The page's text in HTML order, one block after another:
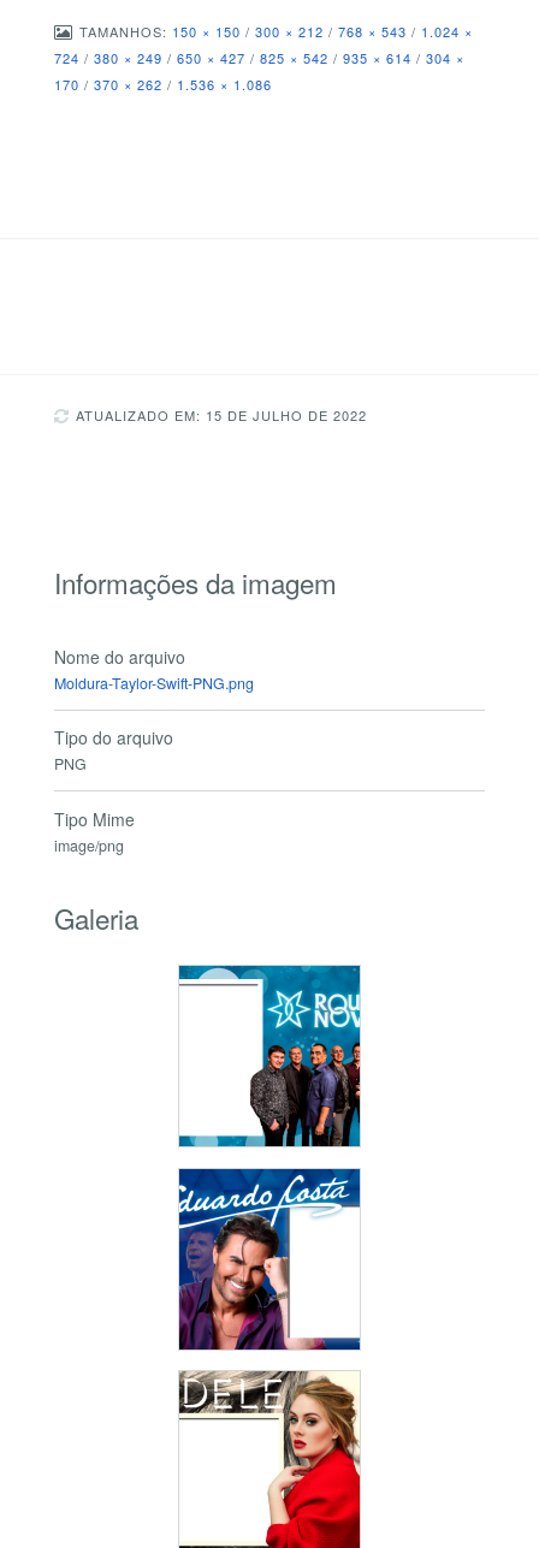
TAMANHOS: 150 × 150 / 300 × 212 / 768 × 543 / 1.024 ×
724 / 380 × 249 / 650 × 427 / 825 × 542 / 935 × 614 / 304 ×
170 / 370 × 262 / 1.536 × 1.086
ATUALIZADO EM: 15 DE JULHO DE 2022
Informações da imagem
Nome do arquivo
Moldura-Taylor-Swift-PNG.png
Tipo do arquivo
PNG
Tipo Mime
image/png
Galeria